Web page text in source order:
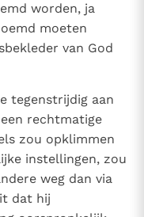
worden, ja
moeten
van God
tegenstrijdig aan
rechtmatige
zou opklimmen
instellingen, zou
weg dan via
dat hij